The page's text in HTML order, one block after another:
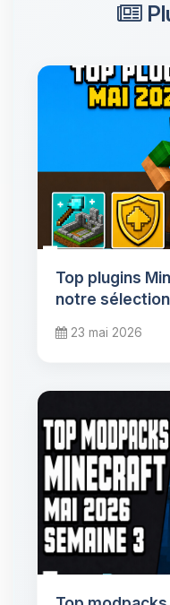
Top plugins
notre
23 mai 2026